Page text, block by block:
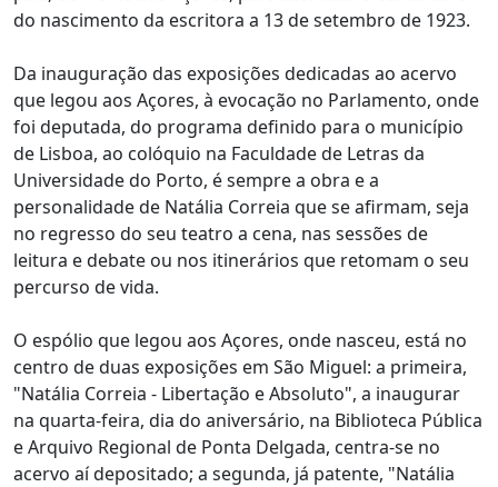
do nascimento da escritora a 13 de setembro de 1923.
Da inauguração das exposições dedicadas ao acervo
que legou aos Açores, à evocação no Parlamento, onde
foi deputada, do programa definido para o município
de Lisboa, ao colóquio na Faculdade de Letras da
Universidade do Porto, é sempre a obra e a
personalidade de Natália Correia que se afirmam, seja
no regresso do seu teatro a cena, nas sessões de
leitura e debate ou nos itinerários que retomam o seu
percurso de vida.
O espólio que legou aos Açores, onde nasceu, está no
centro de duas exposições em São Miguel: a primeira,
"Natália Correia - Libertação e Absoluto", a inaugurar
na quarta-feira, dia do aniversário, na Biblioteca Pública
e Arquivo Regional de Ponta Delgada, centra-se no
acervo aí depositado; a segunda, já patente, "Natália